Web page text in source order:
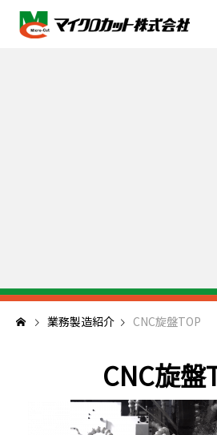
業務製造紹介 CNC旋盤TOP
CNC旋盤